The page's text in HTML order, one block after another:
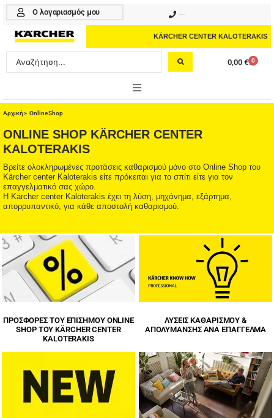
Μετάβαση
περιεχόμενο
Ο λογαριασμός μου
KÄRCHER CENTER KALOTERAKIS
Search
...
0,00 € 0
Cart
ONLINE SHOP
HOME & GARDEN
PROFESSIONAL
ΑΞΕΣΟΥΑΡ
ΥΠΗΡΕΣΙΕΣ-ΝΕΑ-ΛΥΣΕΙΣ
Αρχική>Online Shop
ONLINE SHOP KÄRCHER CENTER
KALOTERAKIS
Βρείτε ολοκληρωμένες προτάσεις καθαρισμού μόνο στο Online Shop του
Kärcher center Kaloterakis είτε πρόκειται για το σπίτι είτε για τον
επαγγελματικό σας χώρο.
Η Kärcher center Kaloterakis έχει τη λύση, μηχάνημα, εξάρτημα,
απορρυπαντικό, για κάθε αποστολή καθαρισμού.
ΠΡΟΣΦΟΡΕΣ ΤΟΥ ΕΠΙΣΗΜΟΥ ONLINE
SHOP ΤΟΥ KÄRCHER CENTER
KALOTERAKIS
ΛΎΣΕΙΣ ΚΑΘΑΡΙΣΜΟΎ &
ΑΠΟΛΎΜΑΝΣΗΣ ΑΝΆ ΕΠΆΓΓΕΛΜΑ